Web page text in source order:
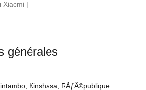
Xiaomi |
générales
Kinshasa, RÃƒÂ©publique